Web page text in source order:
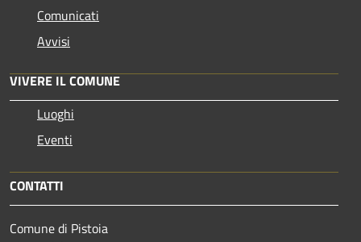
Comunicati
Avvisi
VIVERE IL COMUNE
Luoghi
Eventi
CONTATTI
Comune di Pistoia